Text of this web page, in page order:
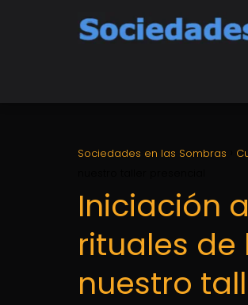
Sociedades en las Sombras
Iniciación
rituales
nuestro